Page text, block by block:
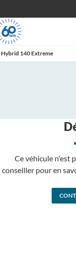
Hybrid 140 Extreme
Ce véhicule n'est
pour en